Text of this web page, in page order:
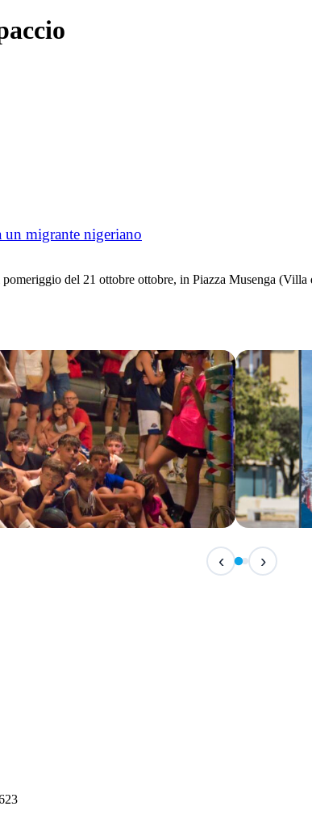
un migrante nigeriano
del 21 ottobre ottobre, in Piazza Musenga (Villa
IN CORSO
Festival
‹ ›